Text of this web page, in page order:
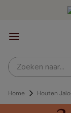
Zoeken naar...
Home Houten